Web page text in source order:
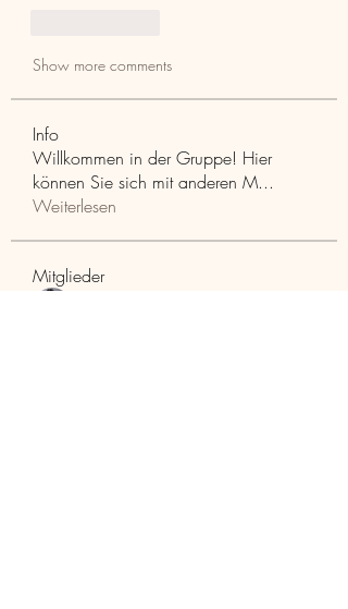
Show more comments
Info
Willkommen in der Gruppe! Hier
können Sie sich mit anderen M...
Weiterlesen
Mitglieder